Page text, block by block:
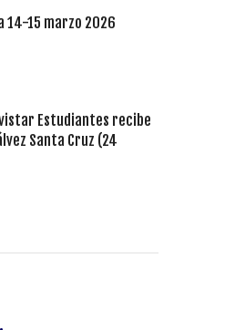
14-15 marzo 2026
Estudiantes recibe
Santa Cruz (24